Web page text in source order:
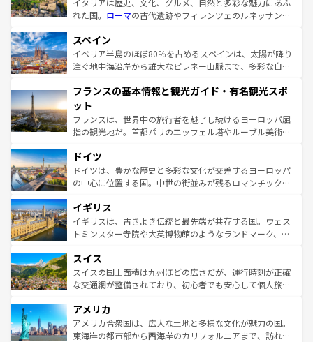
イタリアは歴史、文化、グルメ、自然と多彩な魅力にあふ
れた国。 ローマの古代遺跡やフィレンツェのルネッサンス
ろん、トスカーナの美しい田園風景やアマルフィ海岸の絶
景など、自然景観も見逃せない。観光の合間には、本場の
ピザやパスタなど、絶品のイタリア料理を堪能することも
ませてくれるイタリアで、忘れられない旅をしてみよう！
なお、新着のイタリア情報は
しい。
スペイン
イベリア半島のほぼ80％を占めるスペインは、太陽が降り
注ぐ地中海沿岸から雄大なピレネー山脈まで、多彩な自然
文化が根付くこの国では、情熱的なフラメンコ、熱気あふ
れる闘牛、そして美味しいタパスが生活の一部となってい
る。首都マドリードの洗練された雰囲気や、バルセロナの
アートに溢れた街角から、地方では古代ローマ遺跡や中世
せる。地方によって風土や気候が異なるスペインはその個
性で訪れる人を魅了する。 なお、新着のスペイン情報は コ
ンテンツ一覧を参照してほしい。
フランスの基本情報と観光ガイド・有名観光スポ
ット
フランスは、世界中の旅行者を魅了し続けるヨーロッパ屈
指の観光地だ。首都パリのエッフェル塔やルーブル美術館
で、幅広い魅力が詰まっている。華麗な宮殿、歴史的な大
聖堂、美しいビーチ、そして豊かな自然が、訪れる者を心
から魅了する。また、フランスは美食の国としても知ら
いる。シャンパンの発祥地であるランス、プロヴァンスの
香り高いラベンダー畑など、多彩な楽しみ方が可能だ。さ
らに、パリ以外の地域にも魅力が溢れており、どの街角に
れる地方に足を運ぶとそれぞれで全く異なる文化を体験で
きるだろう。 なお、新着のフランス情報はコンテンツ一覧
を参照してほしい。
ドイツ
ドイツは、豊かな歴史と多彩な文化が交差するヨーロッパ
の中心に位置する国。中世の街並みが残るロマンチック街
顔を持つこの国は、どこを歩いても飽きることがない。ベ
ルリンの文化的活気、バイエルン州のアルプスの絶景、そ
してライン川沿いのワイン畑といった風景は必見。ビール
は、お酒好きな人にはぜひ体験してほしい。 なお、新着の
ドイツ情報はコンテンツ一覧を参照してほしい。
イギリス
イギリスは、古きよき伝統と最先端が共存する国。ウェス
トミンスター寺院や大英博物館のようなランドマーク、歴
リアごとに異なる魅力がある。また、優雅なアフタヌーン
ティー、ビール好きにはたまらない英国パブ、サッカー観
戦など、本場だからこそできる体験も豊富。イギリスを旅
ンツ一覧を参照してほしい。
スイス
スイスの国土面積は九州ほどの広さだが、運行時刻が正確
な交通網が整備されており、初心者でも安心して個人旅行
の建物がそのまま残る町や、スイスならではのユニークな
博物館もあり、アルプス観光だけでなく町歩きも満喫する
ことができる。国民の所得が高いため物価も高いが、旅行
アメリカ
アメリカ合衆国は、広大な土地と多様な文化が魅力の国。
東海岸の都市部から西海岸のカリフォルニアまで、訪れる